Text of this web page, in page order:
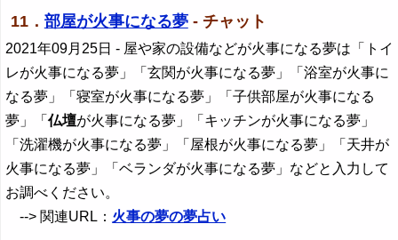
11． 部屋が火事になる夢- チャット
2021年09月25日 - 屋や家の設備などが火事になる夢は「トイ
レが火事になる夢」「玄関が火事になる夢」「浴室が火事に
なる夢」「寝室が火事になる夢」「子供部屋が火事になる
夢」「仏壇が火事になる夢」「キッチンが火事になる夢」
「洗濯機が火事になる夢」「屋根が火事になる夢」「天井が
火事になる夢」「ベランダが火事になる夢」などと入力して
お調べください。
--> 関連URL： 火事の夢の夢占い